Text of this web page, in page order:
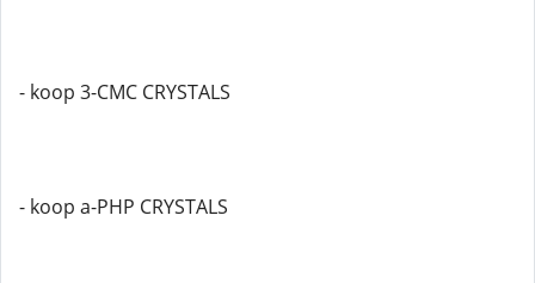
- koop 3-CMC CRYSTALS
- koop a-PHP CRYSTALS